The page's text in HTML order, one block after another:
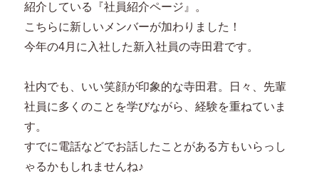
紹介している『社員紹介ページ』。
こちらに新しいメンバーが加わりました！
今年の4月に入社した新入社員の寺田君です。
社内でも、いい笑顔が印象的な寺田君。日々、先輩
社員に多くのことを学びながら、経験を重ねていま
す。
すでに電話などでお話したことがある方もいらっし
ゃるかもしれませんね♪